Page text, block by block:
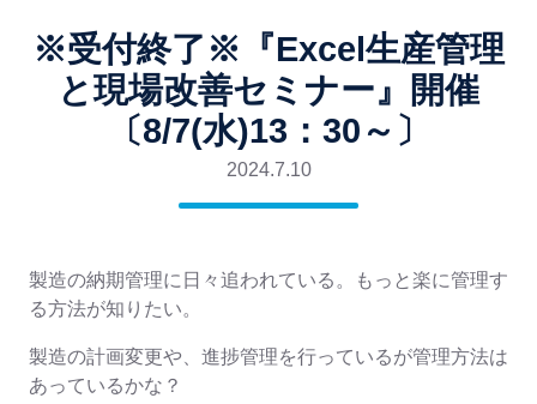
※受付終了※『Excel生産管理
と現場改善セミナー』開催
〔8/7(水)13：30～〕
2024.7.10
製造の納期管理に日々追われている。もっと楽に管理す
る方法が知りたい。
製造の計画変更や、進捗管理を行っているが管理方法は
あっているかな？